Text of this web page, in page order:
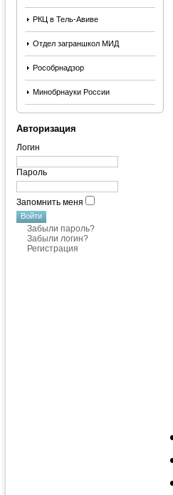
РКЦ в Тель-Авиве
Отдел заграншкол МИД
Рособрнадзор
Минобрнауки России
Авторизация
Логин
Пароль
Запомнить меня
Забыли пароль?
Забыли логин?
Регистрация